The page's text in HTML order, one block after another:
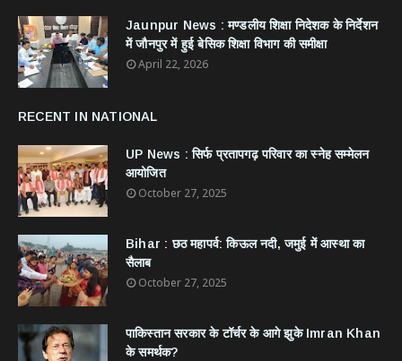
Jaunpur News : ​मण्डलीय शिक्षा निदेशक के निर्देशन
में जौनपुर में हुई बेसिक शिक्षा विभाग की समीक्षा
April 22, 2026
RECENT IN NATIONAL
UP News : सिर्फ प्रतापगढ़ परिवार का स्नेह सम्मेलन
आयोजित
October 27, 2025
Bihar : छठ महापर्व: किऊल नदी, जमुई में आस्था का
सैलाब
October 27, 2025
​पाकिस्तान सरकार के टॉर्चर के आगे झुके Imran Khan
के समर्थक?